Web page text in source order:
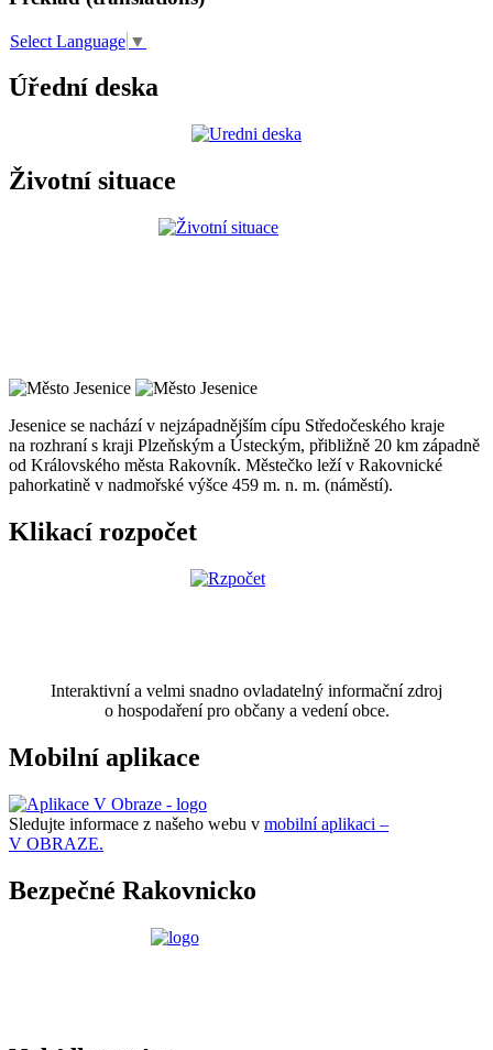
Select Language ▼
Úřední deska
Životní situace
Jesenice se nachází v nejzápadnějším cípu Středočeského kraje
na rozhraní s kraji Plzeňským a Ústeckým, přibližně 20 km západně
od Královského města Rakovník. Městečko leží v Rakovnické
pahorkatině v nadmořské výšce 459 m. n. m. (náměstí).
Klikací rozpočet
Interaktivní a velmi snadno ovladatelný informační zdroj
o hospodaření pro občany a vedení obce.
Mobilní aplikace
Sledujte informace z našeho webu v mobilní aplikaci –
V OBRAZE.
Bezpečné Rakovnicko